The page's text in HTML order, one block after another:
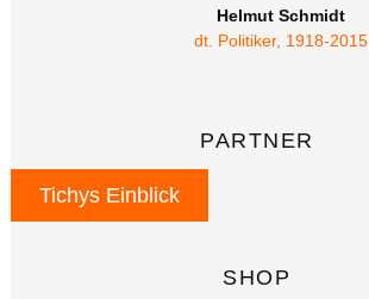
Helmut Schmidt
dt. Politiker, 1918-2015
PARTNER
Tichys Einblick
SHOP